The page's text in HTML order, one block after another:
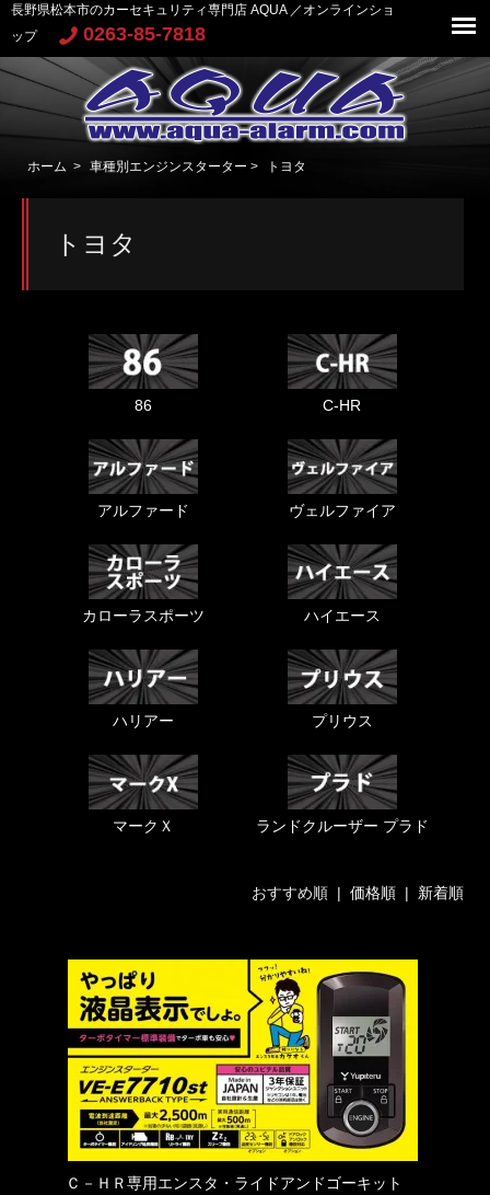
長野県松本市のカーセキュリティ専門店 AQUA ／オンラインショ
ップ
0263-85-7818
ホーム > 車種別エンジンスターター > トヨタ
トヨタ
86 C-HR
アルファード ヴェルファイア
カローラスポーツ ハイエース
ハリアー プリウス
マークＸ ランドクルーザー プラド
おすすめ順 | 価格順| 新着順
Ｃ－ＨＲ専用エンスタ・ライドアンドゴーキット